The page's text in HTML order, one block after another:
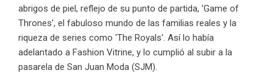
abrigos de piel, reflejo de su punto de partida, 'Game of
Thrones', el fabuloso mundo de las familias reales y la
riqueza de series como 'The Royals'. Así lo había
adelantado a Fashion Vitrine, y lo cumplió al subir a la
pasarela de San Juan Moda (SJM).